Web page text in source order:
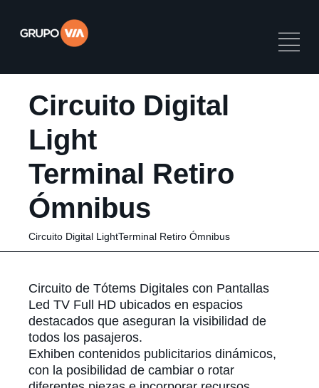
Circuito Digital
Light
Terminal Retiro
Ómnibus
Circuito Digital LightTerminal Retiro Ómnibus
Circuito de Tótems Digitales con Pantallas
Led TV Full HD ubicados en espacios
destacados que aseguran la visibilidad de
todos los pasajeros.
Exhiben contenidos publicitarios dinámicos,
con la posibilidad de cambiar o rotar